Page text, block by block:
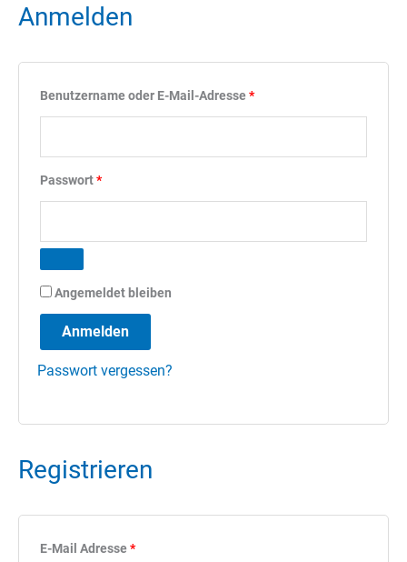
Anmelden
Benutzername oder E-Mail-Adresse *Erforderlich
Passwort*Erforderlich
Angemeldet bleiben
Anmelden
Passwort vergessen?
Registrieren
E-Mail Adresse *Erforderlich